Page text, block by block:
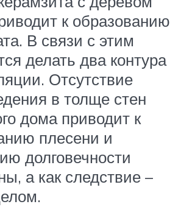
к образованию
В связи с этим
делать два контура
Отсутствие
в толще стен
дома приводит к
плесени и
долговечности
а как следствие –